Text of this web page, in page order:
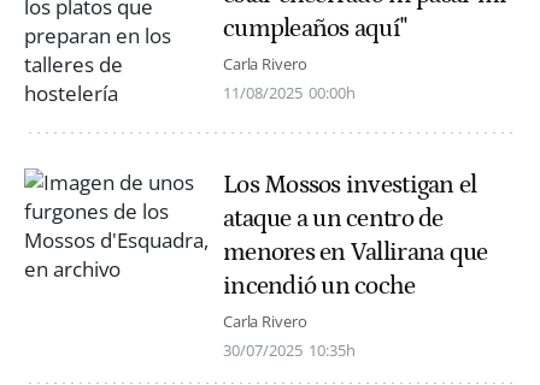
cumpleaños aquí"
Carla Rivero
11/08/2025 00:00h
Los Mossos investigan el
ataque a un centro de
menores en Vallirana que
incendió un coche
Carla Rivero
30/07/2025 10:35h